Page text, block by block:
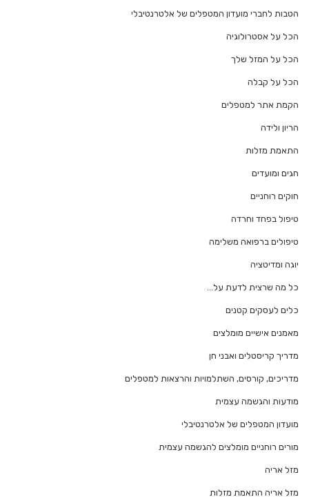
הטבות לחברי מועדון המטפלים של אלטרנטיבלי
הכל על אסטרולוגיה
הכל על המזל שלך
הכל על קבלה
הקמת אתר למטפלים
הריון ולידה
התאמת מזלות
חגים ומועדים
חוקים רוחניים
טיפול בפחד וחרדה
טיפולים ברפואה משלימה
יוגה ומדיטציה
כל מה שרצית לדעת על…
כלים לעסקים קטנים
מאמנים אישיים מומלצים
מדריך קריסטלים ואבני חן
מדריכים, קורסים, השתלמויות והרצאות למטפלים
מודעות והגשמה עצמית
מועדון המטפלים של אלטרנטיבלי
מורים רוחניים מומלצים להגשמה עצמית
מזל אריה
מזל אריה התאמת מזלות